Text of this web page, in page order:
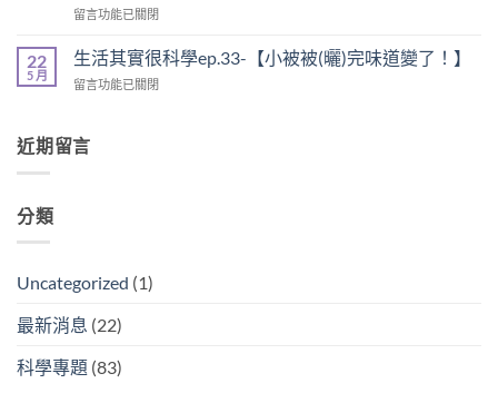
留言功能已關閉
22
5 月
生活其實很科學ep.33-【小被被(曬)完味道變了！】
留言功能已關閉
近期留言
分類
Uncategorized (1)
最新消息 (22)
科學專題 (83)